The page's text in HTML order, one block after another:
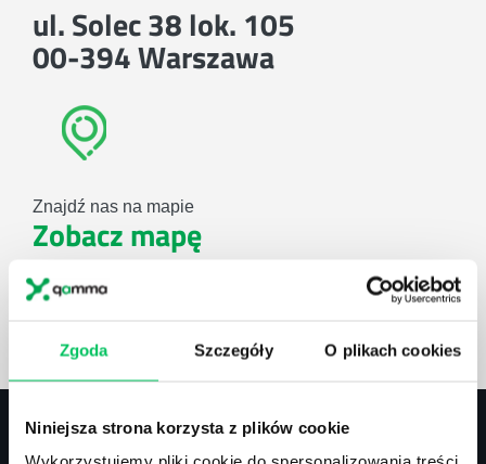
Zgoda Szczegóły O plikach cookies
Niniejsza strona korzysta z plików cookie
ul. Solec 38 lok. 105
00-394 Warszawa
Znajdź nas na mapie
Zobacz mapę
ZAPYTAJ O NASZE ROZWIĄZANIA